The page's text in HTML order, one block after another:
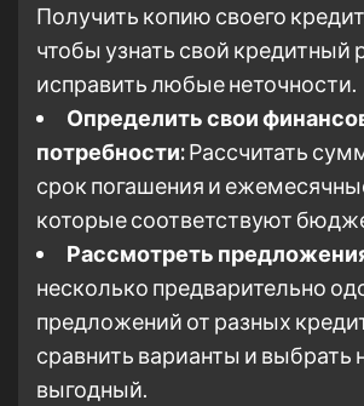
Получить копию своего
чтобы узнать свой кредитный
исправить любые неточности.
Определить свои
потребности:Рассчитать
срок погашения и
которые соответствуют
Рассмотреть
несколько предварительно
предложений от разных
сравнить варианты и выбрать
выгодный.